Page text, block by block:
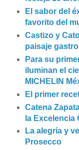
El sabor del
favorito del
Castizo y
paisaje
Para su
iluminan el
MICHELIN
El primer
Catena
la Excelencia
La alegría y
Prosecco